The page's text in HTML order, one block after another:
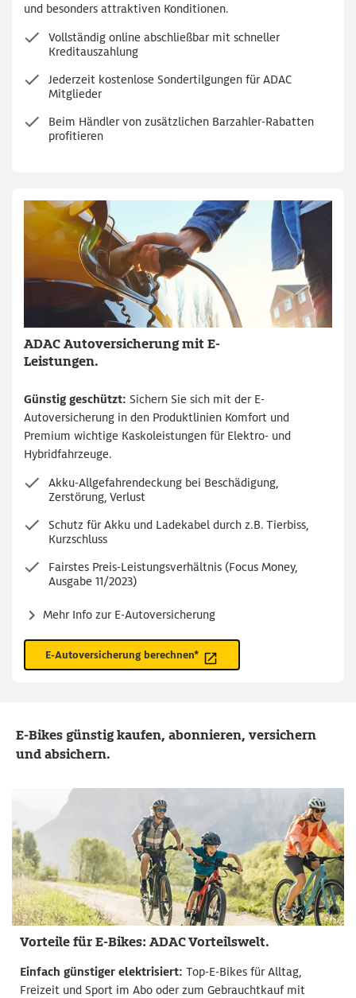
und besonders attraktiven Konditionen.
Vollständig online abschließbar mit schneller
Kreditauszahlung
Jederzeit kostenlose Sondertilgungen für ADAC
Mitglieder
Beim Händler von zusätzlichen Barzahler-Rabatten
profitieren
ADAC Autoversicherung mit E-
Leistungen.
Günstig geschützt: Sichern Sie sich mit der E-
Autoversicherung in den Produktlinien Komfort und
Premium wichtige Kaskoleistungen für Elektro- und
Hybridfahrzeuge.
Akku-Allgefahrendeckung bei Beschädigung,
Zerstörung, Verlust
Schutz für Akku und Ladekabel durch z.B. Tierbiss,
Kurzschluss
Fairstes Preis-Leistungsverhältnis (Focus Money,
Ausgabe 11/2023)
Mehr Info zur E-Autoversicherung
E-Autoversicherung berechnen*
E-Bikes günstig kaufen, abonnieren, versichern
und absichern.
Vorteile für E-Bikes: ADAC Vorteilswelt.
Einfach günstiger elektrisiert: Top-E-Bikes für Alltag,
Freizeit und Sport im Abo oder zum Gebrauchtkauf mit